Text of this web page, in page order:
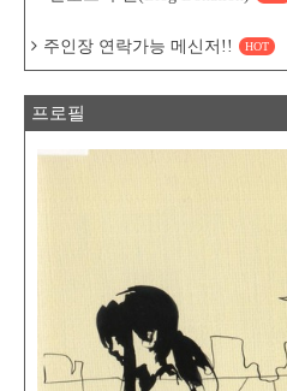
주인장 연락가능 메신저!! HOT
프로필